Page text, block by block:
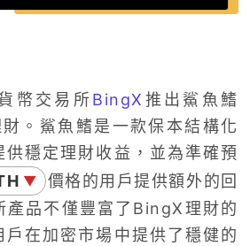
幣交易所BingX 推出 鯊魚鰭
。鯊魚鰭是一款保本結構化
供穩定理財收益，並為準確預
▼
價格的用戶提供額外的回
產品不僅豐富了BingX理財的
戶在加密市場中提供了穩健的